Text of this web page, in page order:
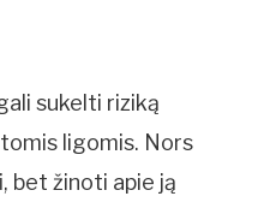
sukelti riziką
ligomis. Nors
bet žinoti apie ją